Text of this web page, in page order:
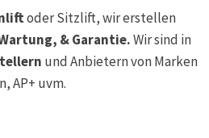
oder Sitzlift, wir erstellen
& Garantie.Wir sind in
und Anbietern von Marken
AP+ uvm.